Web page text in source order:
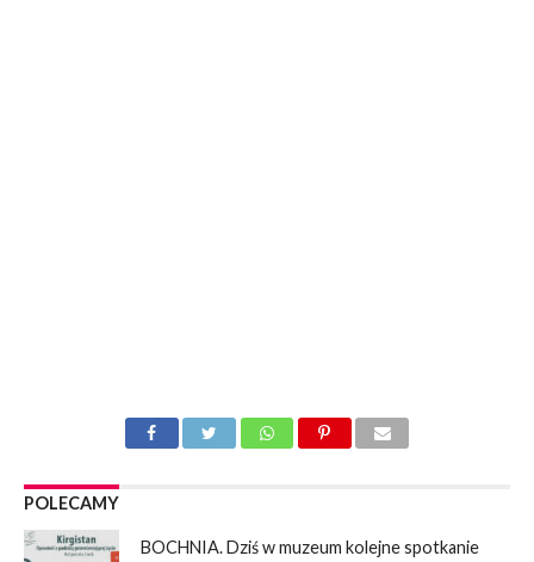
POLECAMY
BOCHNIA. Dziś w muzeum kolejne spotkanie